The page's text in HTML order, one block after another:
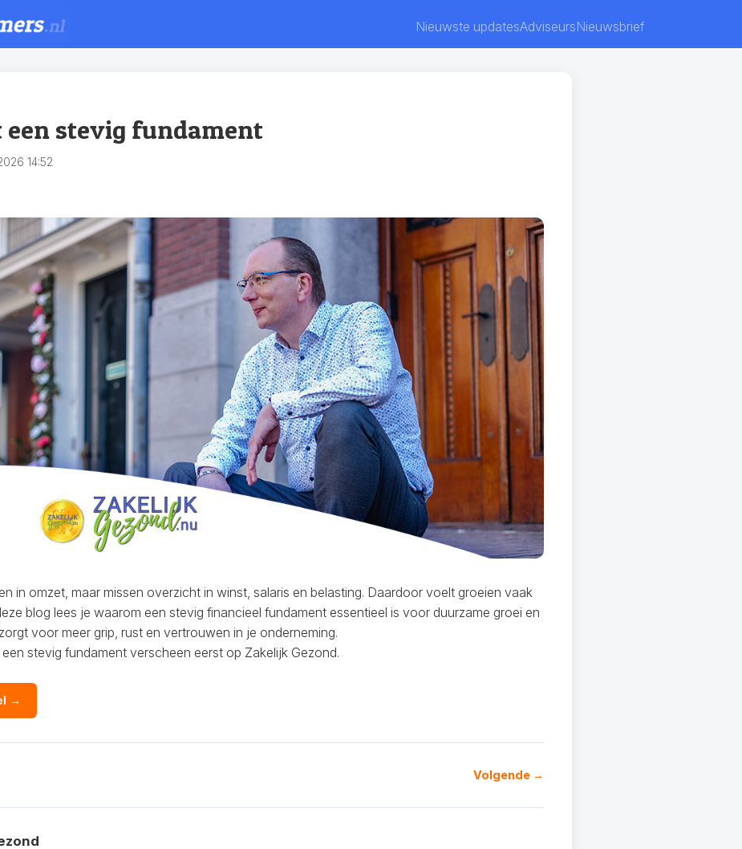
Nieuwste updatesAdviseursNieuwsbrief
een stevig fundament
14:52
in omzet, maar missen overzicht in winst, salaris en belasting. Daardoor voelt groeien vaak
blog lees je waarom een stevig financieel fundament essentieel is voor duurzame groei en
voor meer grip, rust en vertrouwen in je onderneming.
stevig fundament verscheen eerst op Zakelijk Gezond.
→
Volgende →